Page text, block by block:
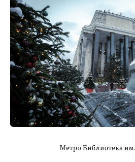
Метро Библиотека